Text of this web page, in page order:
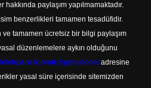
paylaşım yapılmamaktadır.
benzerlikleri tamamen tesadüfidir.
ve tamamen ücretsiz bir bilgi paylaşım
düzenlemelere aykırı olduğunu
adresine
yasal süre içerisinde sitemizden